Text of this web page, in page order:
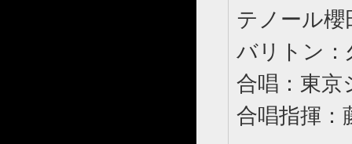
テノール櫻
バリトン：
合唱：東京
合唱指揮：